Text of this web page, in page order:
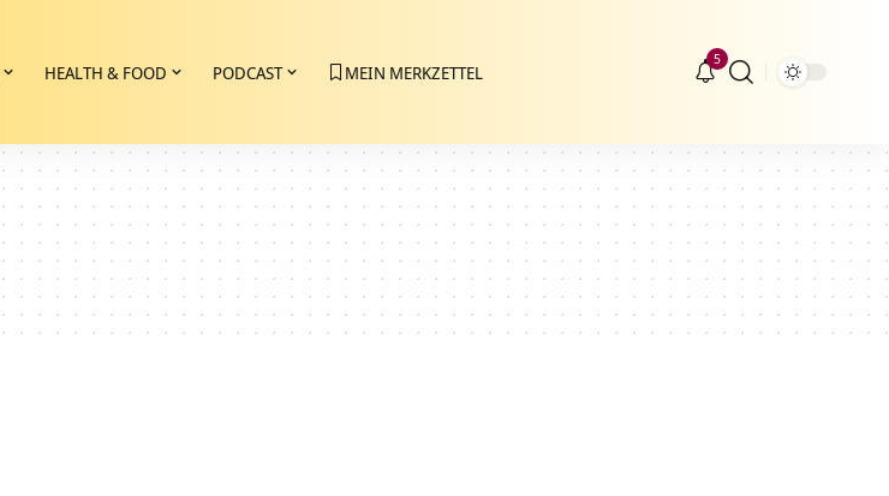
HEALTH & FOOD PODCAST MEIN MERKZETTEL
5